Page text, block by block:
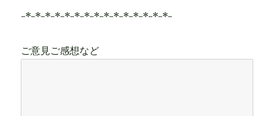
-*-*-*-*-*-*-*-*-*-*-*-*-*-*-*-
ご意見ご感想など